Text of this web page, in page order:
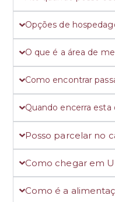
Opções de
O que é a área de
Como encontrar
Quando encerra esta
Posso parcelar no
Como chegar em
Como é a